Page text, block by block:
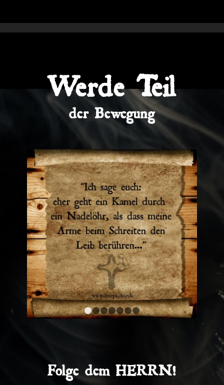
Werde Teil
der Bewegung
2 3 4 5 6 7
Folge dem HERRN!